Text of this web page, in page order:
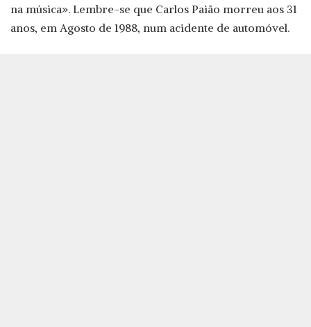
na música». Lembre-se que Carlos Paião morreu aos 31
anos, em Agosto de 1988, num acidente de automóvel.